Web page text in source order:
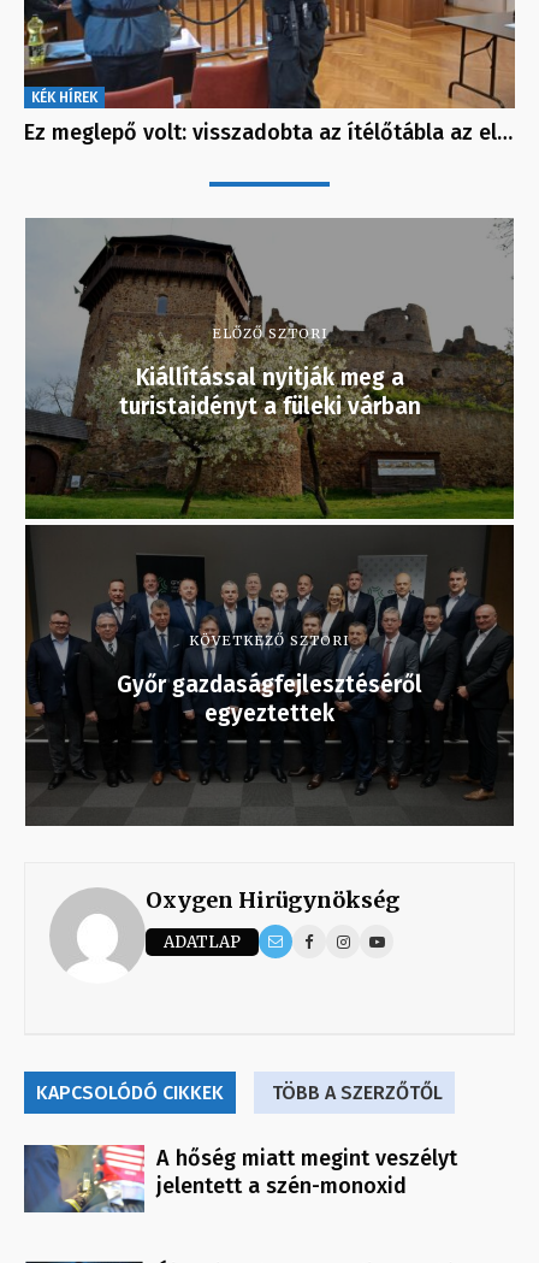
KÉK HÍREK
Ez meglepő volt: visszadobta az ítélőtábla az el…
ELŐZŐ SZTORI
Kiállítással nyitják meg a
turistaidényt a füleki várban
KÖVETKEZŐ SZTORI
Győr gazdaságfejlesztéséről
egyeztettek
Oxygen Hirügynökség
ADATLAP
KAPCSOLÓDÓ CIKKEK TÖBB A SZERZŐTŐL
A hőség miatt megint veszélyt
jelentett a szén-monoxid